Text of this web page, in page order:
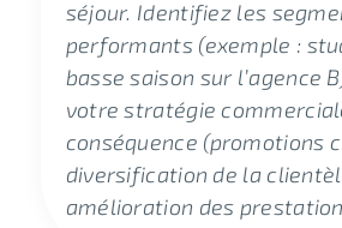
séjour. Identifiez les
performants (exemple :
basse saison sur l’agence
votre stratégie
conséquence (promotions
diversification de la
amélioration des